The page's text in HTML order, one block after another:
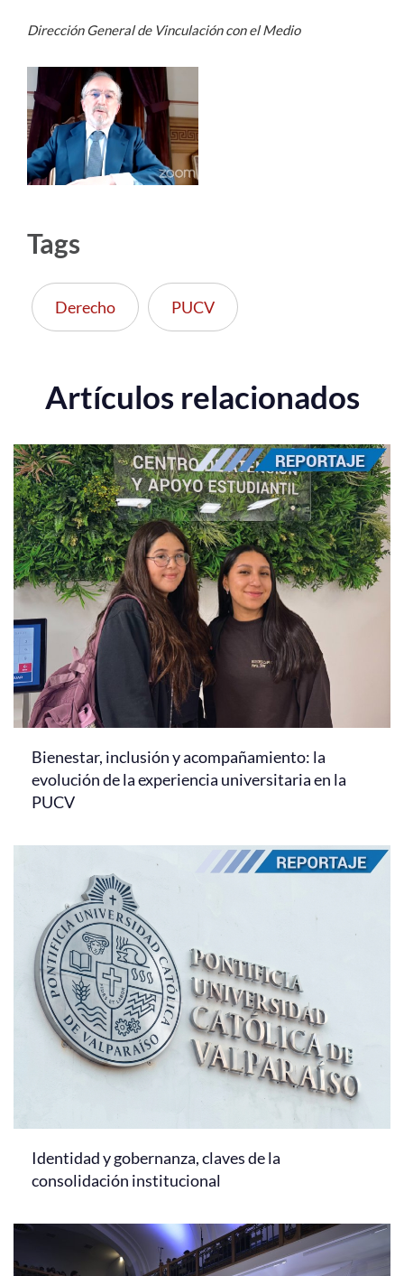
Dirección General de Vinculación con el Medio
Tags
Derecho PUCV
Artículos relacionados
Bienestar, inclusión y acompañamiento: la
evolución de la experiencia universitaria en la
PUCV
Identidad y gobernanza, claves de la
consolidación institucional